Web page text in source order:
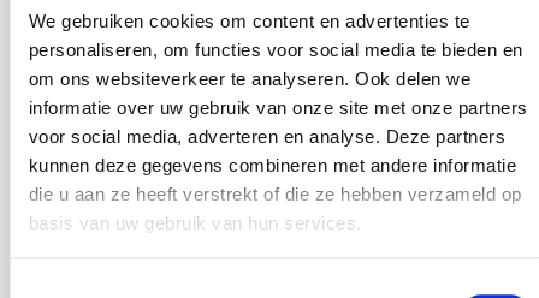
We gebruiken cookies om content en advertenties te
personaliseren, om functies voor social media te bieden en
om ons websiteverkeer te analyseren. Ook delen we
informatie over uw gebruik van onze site met onze partners
voor social media, adverteren en analyse. Deze partners
kunnen deze gegevens combineren met andere informatie
die u aan ze heeft verstrekt of die ze hebben verzameld op
basis van uw gebruik van hun services.
hebt voor een onvergetelijke vakantie vol plezier en
avontuur.